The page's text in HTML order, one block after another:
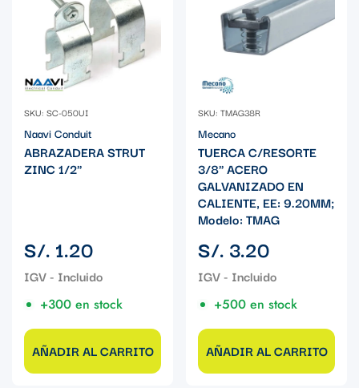
SKU: SC-050UI
Naavi Conduit
ABRAZADERA STRUT
ZINC 1/2"
Precio
regular
S/. 1.20
+300 en stock
AÑADIR AL CARRITO
SKU: TMAG38R
Mecano
TUERCA C/RESORTE
3/8" ACERO
GALVANIZADO EN
CALIENTE, EE: 9.20MM;
Modelo: TMAG
Precio
regular
S/. 3.20
+500 en stock
AÑADIR AL CARRITO